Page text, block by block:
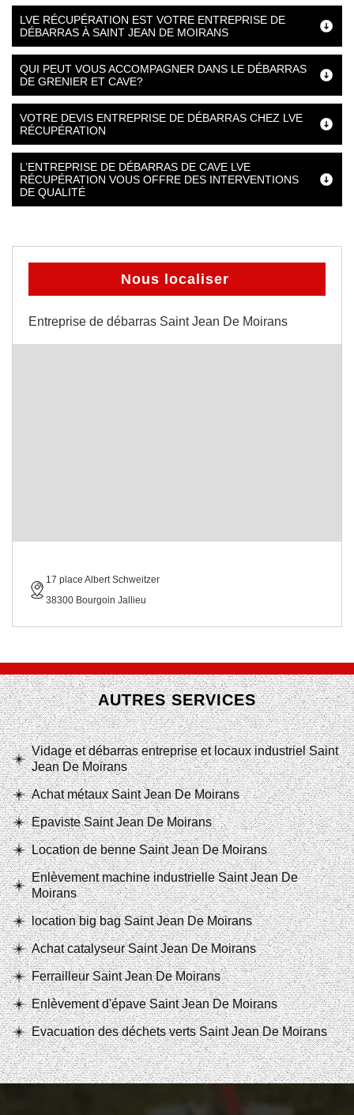
LVE RÉCUPÉRATION EST VOTRE ENTREPRISE DE
DÉBARRAS À SAINT JEAN DE MOIRANS
QUI PEUT VOUS ACCOMPAGNER DANS LE DÉBARRAS
DE GRENIER ET CAVE?
VOTRE DEVIS ENTREPRISE DE DÉBARRAS CHEZ LVE
RÉCUPÉRATION
L’ENTREPRISE DE DÉBARRAS DE CAVE LVE
RÉCUPÉRATION VOUS OFFRE DES INTERVENTIONS
DE QUALITÉ
Nous localiser
Entreprise de débarras Saint Jean De Moirans
17 place Albert Schweitzer
38300 Bourgoin Jallieu
AUTRES SERVICES
Vidage et débarras entreprise et locaux industriel Saint
Jean De Moirans
Achat métaux Saint Jean De Moirans
Epaviste Saint Jean De Moirans
Location de benne Saint Jean De Moirans
Enlèvement machine industrielle Saint Jean De
Moirans
location big bag Saint Jean De Moirans
Achat catalyseur Saint Jean De Moirans
Ferrailleur Saint Jean De Moirans
Enlèvement d'épave Saint Jean De Moirans
Evacuation des déchets verts Saint Jean De Moirans